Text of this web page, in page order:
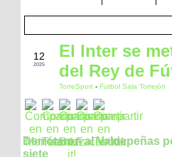
12
2025
El Inter se
del Rey de
TorreSport - Futbol Sala Torrejón
Derrotaron al Valdepeñas
siete